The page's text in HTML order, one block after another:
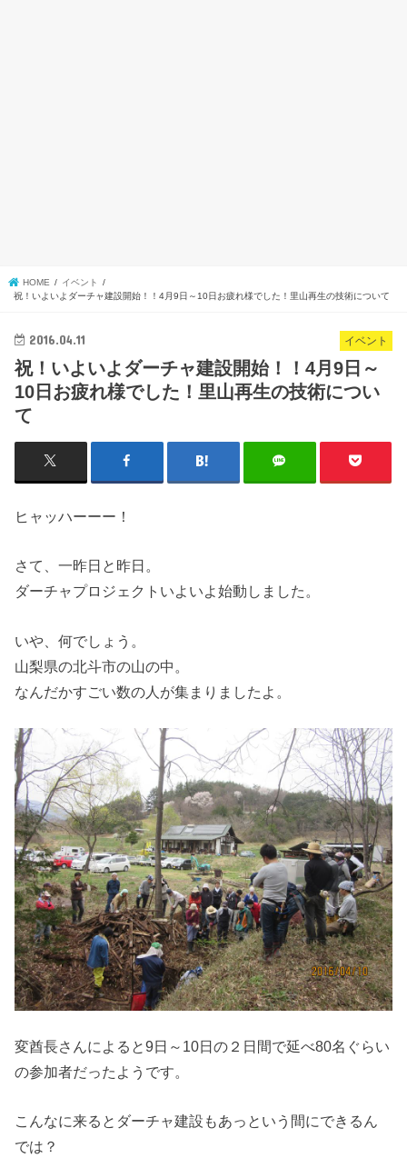
HOME
イベント
祝！いよいよダーチャ建設開始！！4月9日～10日お疲れ様でした！里山再生の技術について
イベント
2016.04.11
祝！いよいよダーチャ建設開始！！4月9日～
10日お疲れ様でした！里山再生の技術につい
て
ヒャッハーーー！
さて、一昨日と昨日。
ダーチャプロジェクトいよいよ始動しました。
いや、何でしょう。
山梨県の北斗市の山の中。
なんだかすごい数の人が集まりましたよ。
変酋長さんによると9日～10日の２日間で延べ80名ぐらい
の参加者だったようです。
こんなに来るとダーチャ建設もあっという間にできるん
では？